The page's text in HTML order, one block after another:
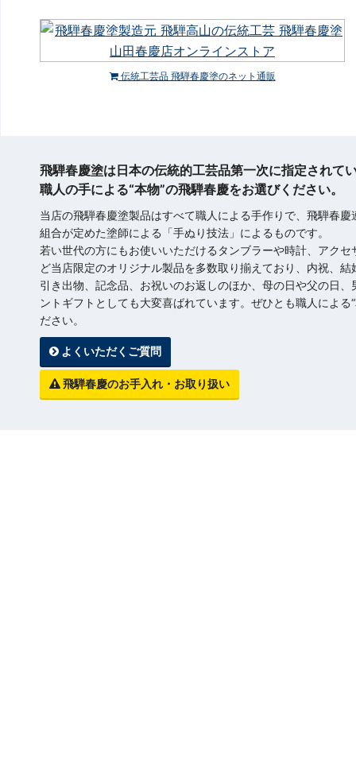
伝統工芸品 飛騨春慶塗のネット通販
飛騨春慶塗は日本の伝統的工芸品第一次に指定されて
職人の手による“本物”の飛騨春慶をお選びください。
当店の飛騨春慶塗製品はすべて職人による手作りで、飛騨春慶
組合が定めた塗師による「手ぬり技法」によるものです。
若い世代の方にもお使いいただけるタンブラーや時計、アクセ
ど当店限定のオリジナル製品を多数取り揃えており、内祝、結
引き出物、記念品、お祝いのお返しのほか、母の日や父の日
ントギフトとしても大変喜ばれています。ぜひとも職人による
ださい。
よくいただくご質問
飛騨春慶のお手入れ・お取り扱い